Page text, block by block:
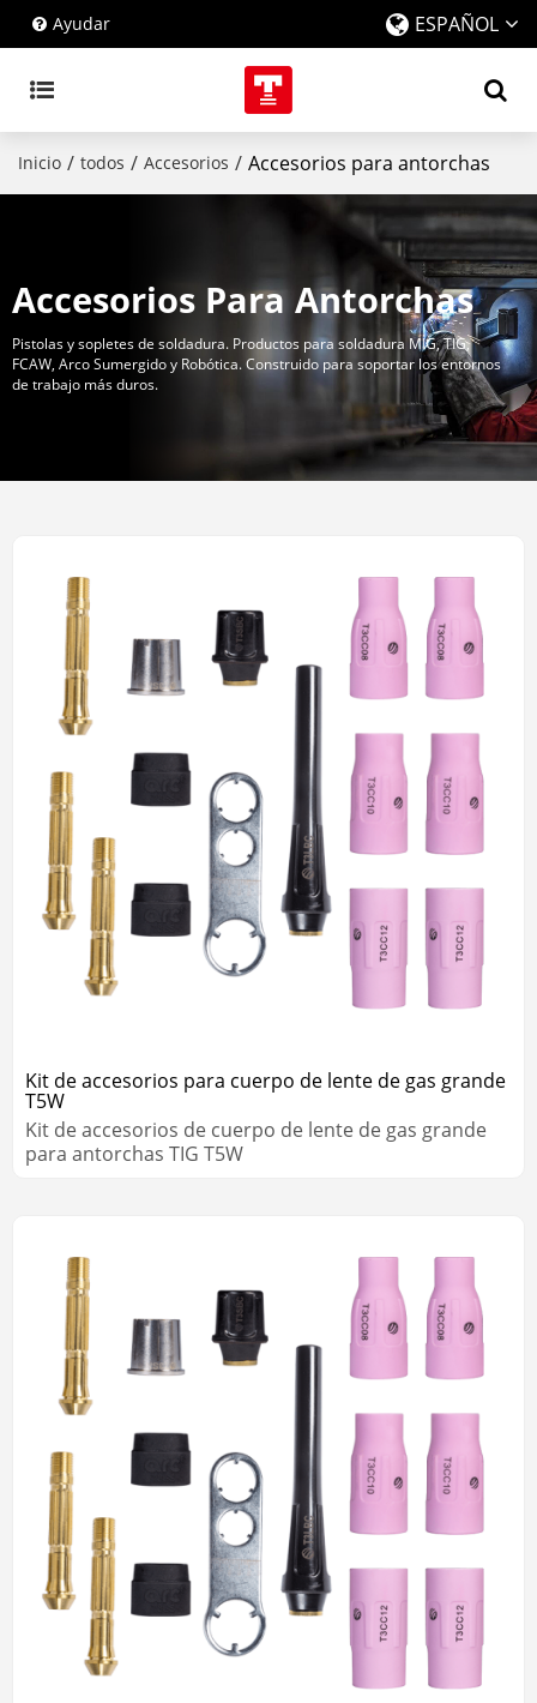
Ayudar ESPAÑOL
Inicio / todos / Accesorios / Accesorios para antorchas
Accesorios Para Antorchas
Pistolas y sopletes de soldadura. Productos para soldadura MIG, TIG,
FCAW, Arco Sumergido y Robótica. Construido para soportar los entornos
de trabajo más duros.
Kit de accesorios para cuerpo de lente de gas grande
T5W
Kit de accesorios de cuerpo de lente de gas grande
para antorchas TIG T5W